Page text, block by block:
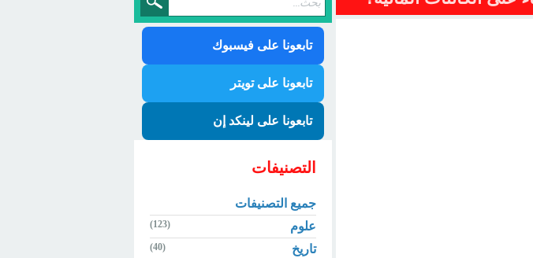
تابعونا على فيسبوك
تابعونا على تويتر
تابعونا على لينكد إن
التصنيفات
جميع التصنيفات
علوم
(123)
تاريخ (40)